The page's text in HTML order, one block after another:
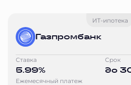
ИТ-ипотека
Газпромбанк
Ставка
5.99%
Срок
до
Ежемесячный платеж